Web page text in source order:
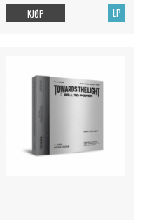
LP
KJØP